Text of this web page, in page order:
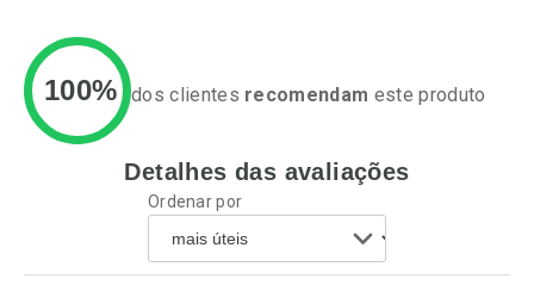
Ativar Desconto
Comprar sem Desconto
Por R$ 30,61/cada
Comprar sem Desconto
Ativar Desconto
Comprar sem Desconto
Por R$ 34,39/cada
100% dos clientes recomendam este produto
Detalhes das avaliações
Ordenar por